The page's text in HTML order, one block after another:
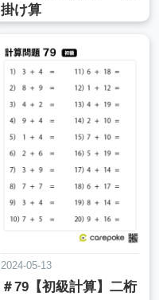
掛け算
2024-05-13
＃79【初級計算】二桁